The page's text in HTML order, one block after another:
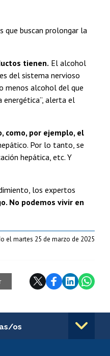
que buscan prolongar la
tienen. El alcohol
del sistema nervioso
menos alcohol del que
energética”, alerta el
como, por ejemplo, el
Por lo tanto, se
hepática, etc. Y
los expertos
No podemos vivir en
el martes 25 de marzo de 2025
os